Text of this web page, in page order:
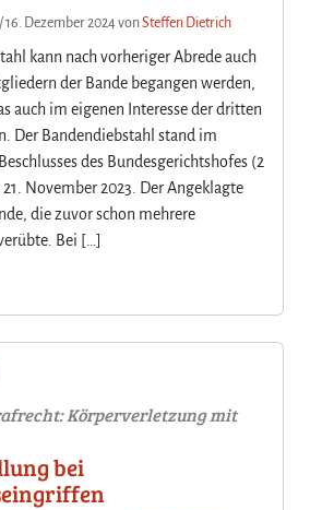
/16. Dezember 2024vonSteffen Dietrich
kann nach vorheriger Abrede auch
der Bande begangen werden,
auch im eigenen Interesse der dritten
Der Bandendiebstahl stand im
des Bundesgerichtshofes (2
November 2023. Der Angeklagte
die zuvor schon mehrere
Bei […]
Körperverletzung mit
bei